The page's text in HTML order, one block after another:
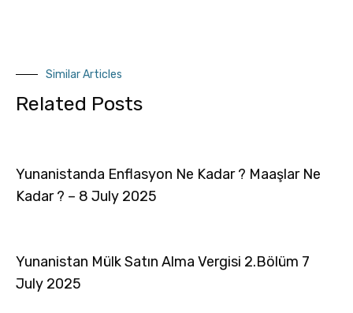
Similar Articles
Related Posts
Yunanistanda Enflasyon Ne Kadar ? Maaşlar Ne
Kadar ? – 8 July 2025
Yunanistan Mülk Satın Alma Vergisi 2.Bölüm 7
July 2025